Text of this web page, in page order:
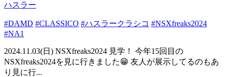
ハスラー
#DAMD #CLASSICO #ハスラークラシコ #NSXfreaks2024
#NA1
2024.11.03(日) NSXfreaks2024 見学！ 今年15回目の
NSXfreaks2024を見に行きました😁 友人が展示してるのもあ
り見に行...